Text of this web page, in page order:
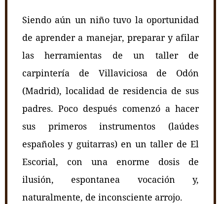
Siendo aún un niño tuvo la oportunidad
de aprender a manejar, preparar y afilar
las herramientas de un taller de
carpintería de Villaviciosa de Odón
(Madrid), localidad de residencia de sus
padres. Poco después comenzó a hacer
sus primeros instrumentos (laúdes
españoles y guitarras) en un taller de El
Escorial, con una enorme dosis de
ilusión, espontanea vocación y,
naturalmente, de inconsciente arrojo.